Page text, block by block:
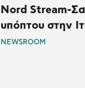
Nord Stream-
υπόπτου στην
NEWSROOM